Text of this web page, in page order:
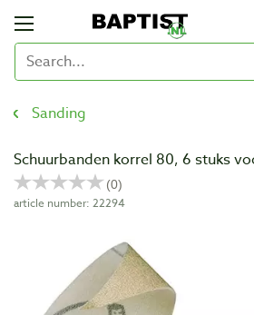
Sanding
Schuurbanden korrel 80, 6 stuks
article number: 22294